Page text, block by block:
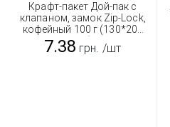
Крафт-пакет Дой-пак с
клапаном, замок Zip-Lock,
кофейный 100 г (130*200
мм)
7.38 грн. /шт